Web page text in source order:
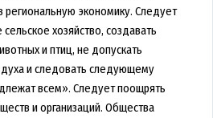
региональную экономику. Следует
хозяйство, создавать
и птиц, не допускать
и следовать следующему
всем». Следует поощрять
и организаций. Общества